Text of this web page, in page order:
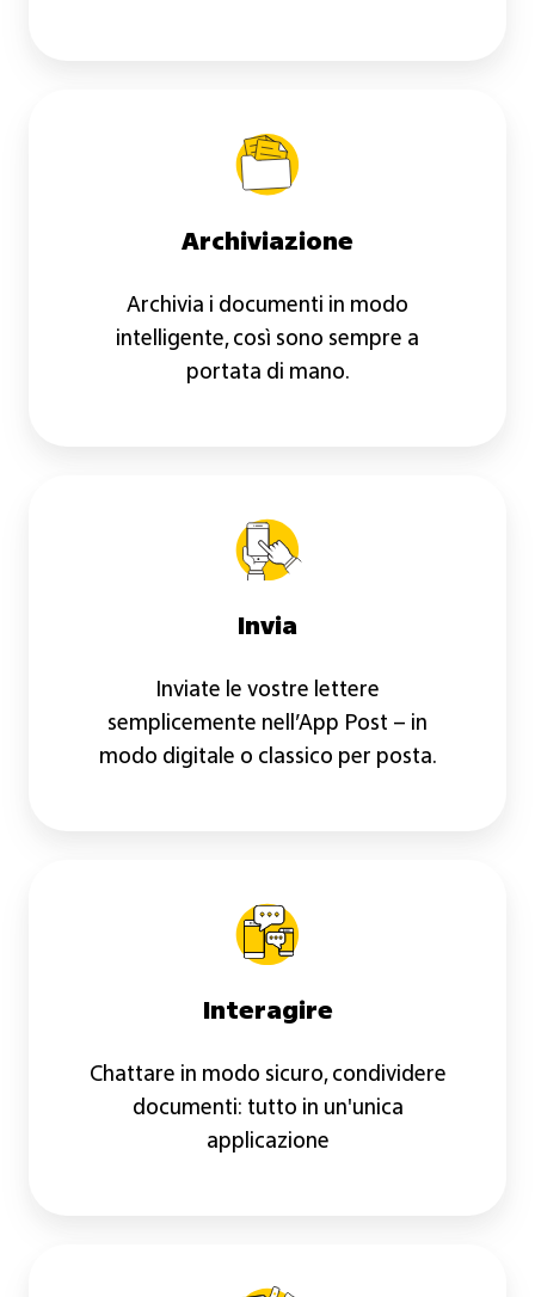
Archiviazione
Archivia i documenti in modo
intelligente, così sono sempre a
portata di mano.
Invia
Inviate le vostre lettere
semplicemente nell’App Post – in
modo digitale o classico per posta.
Interagire
Chattare in modo sicuro, condividere
documenti: tutto in un'unica
applicazione